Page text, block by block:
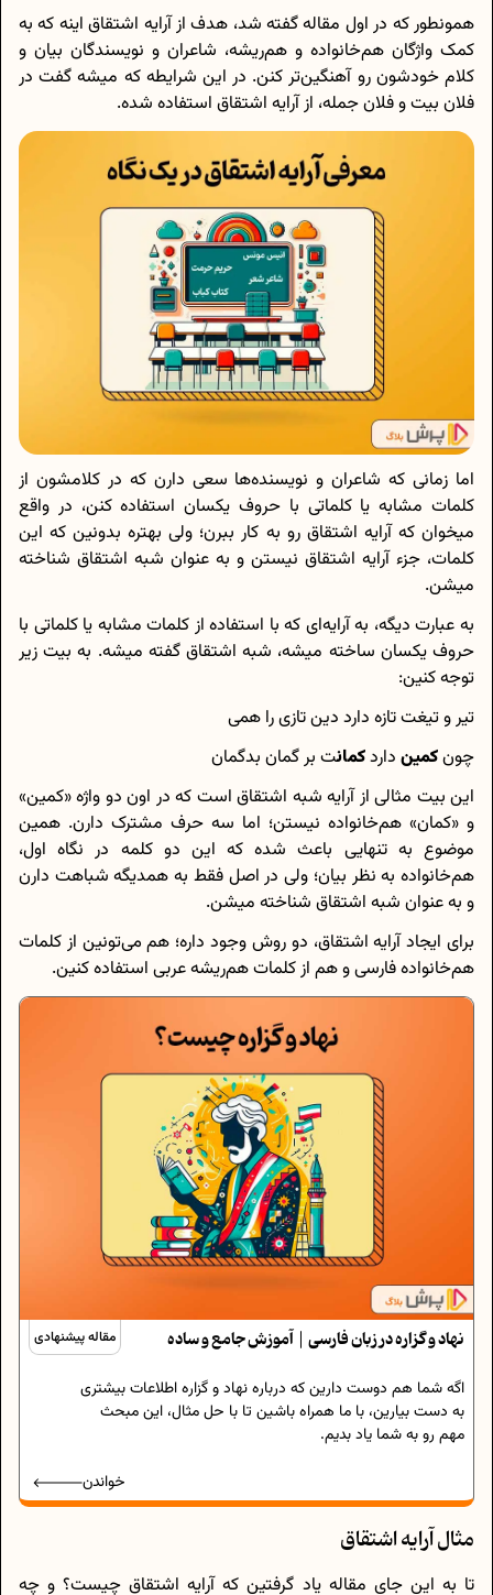
همونطور که در اول مقاله گفته شد، هدف از آرایه اشتقاق اینه که به
کمک واژگان هم‌خانواده و هم‌ریشه، شاعران و نویسندگان بیان و
کلام خودشون رو آهنگین‌تر کنن. در این شرایطه که میشه گفت در
فلان بیت و فلان جمله، از آرایه اشتقاق استفاده شده.
اما زمانی که شاعران و نویسنده‌ها سعی دارن که در کلامشون از
کلمات مشابه یا کلماتی با حروف یکسان استفاده کنن، در واقع
میخوان که آرایه اشتقاق رو به کار ببرن؛ ولی بهتره بدونین که این
کلمات، جزء آرایه اشتقاق نیستن و به عنوان شبه اشتقاق شناخته
میشن.
به عبارت دیگه، به آرایه‌ای که با استفاده از کلمات مشابه یا کلماتی با
حروف یکسان ساخته میشه، شبه اشتقاق گفته میشه. به بیت زیر
توجه کنین:
تیر و تیغت تازه دارد دین تازی را همی
چونکمین داردکمانت بر گمان بدگمان
این بیت مثالی از آرایه شبه اشتقاق است که در اون دو واژه «کمین»
و «کمان» هم‌خانواده نیستن؛ اما سه حرف مشترک دارن. همین
موضوع به تنهایی باعث شده که این دو کلمه در نگاه اول،
هم‌خانواده به نظر بیان؛ ولی در اصل فقط به همدیگه شباهت دارن
و به عنوان شبه اشتقاق شناخته میشن.
برای ایجاد آرایه اشتقاق، دو روش وجود داره؛ هم می‌تونین از کلمات
هم‌خانواده فارسی و هم از کلمات هم‌ریشه عربی استفاده کنین.
مقاله پیشنهادی نهاد و گزاره در زبان فارسی | آموزش جامع و ساده
اگه شما هم دوست دارین که درباره نهاد و گزاره اطلاعات بیشتری
به دست بیارین، با ما همراه باشین تا با حل مثال، این مبحث
مهم رو به شما یاد بدیم.
خواندن
مثال آرایه اشتقاق
تا به این جای مقاله یاد گرفتین که آرایه اشتقاق چیست؟ و چه